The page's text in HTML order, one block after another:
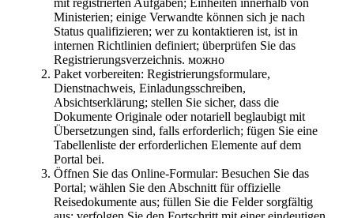
mit registrierten Aufgaben; Einheiten innerhalb von
Ministerien; einige Verwandte können sich je nach
Status qualifizieren; wer zu kontaktieren ist, ist in
internen Richtlinien definiert; überprüfen Sie das
Registrierungsverzeichnis. можно
Paket vorbereiten: Registrierungsformulare,
Dienstnachweis, Einladungsschreiben,
Absichtserklärung; stellen Sie sicher, dass die
Dokumente Originale oder notariell beglaubigt mit
Übersetzungen sind, falls erforderlich; fügen Sie eine
Tabellenliste der erforderlichen Elemente auf dem
Portal bei.
Öffnen Sie das Online-Formular: Besuchen Sie das
Portal; wählen Sie den Abschnitt für offizielle
Reisedokumente aus; füllen Sie die Felder sorgfältig